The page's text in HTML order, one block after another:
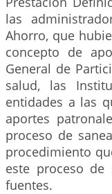
las
Ahorro, que
concepto de
General de
salud, las
entidades a las
aportes
proceso de
procedimiento
este proceso de
fuentes.